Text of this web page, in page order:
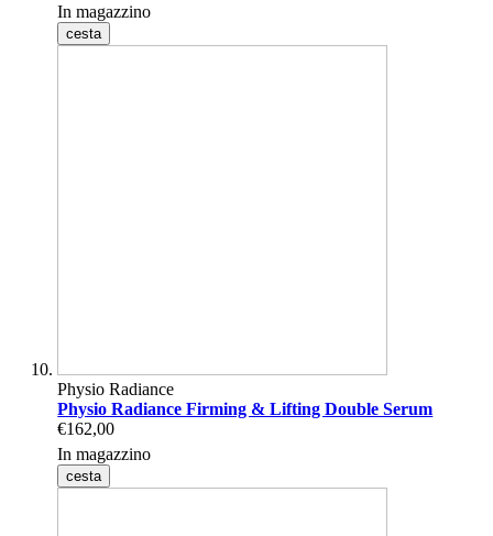
In magazzino
cesta
Physio Radiance
Physio Radiance Firming & Lifting Double Serum
€162,00
In magazzino
cesta